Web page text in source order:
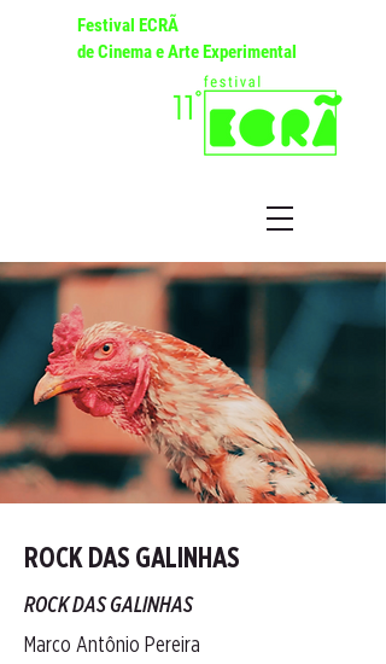
Festival ECRÃ
de Cinema e Arte Experimental
ROCK DAS GALINHAS
ROCK DAS GALINHAS
Marco Antônio Pereira